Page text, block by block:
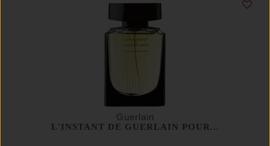
Guerlain
L'INSTANT DE GUERLAIN POUR...